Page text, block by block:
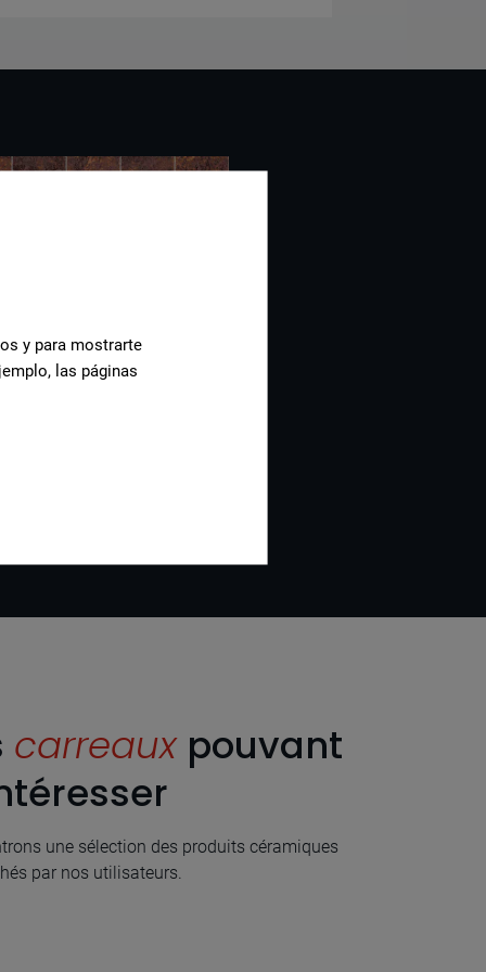
carreauxpouvant
une sélection des produits céramiques
par nos utilisateurs.
y para mostrarte
las páginas